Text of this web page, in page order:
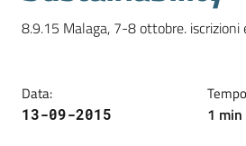
Orientamento
8.9.15 Malaga, 7-8 ottobre.
Data:
13-09-2015 1 min